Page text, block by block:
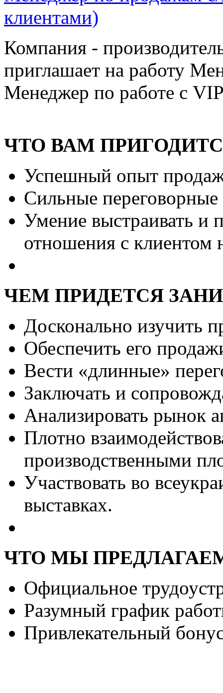
клиентами)
Компания -
приглашает на работу
Менеджер по работе с
ЧТО ВАМ
Успешный опыт продаж
Сильные
Умение выстраивать и
отношения с
ЧЕМ ПРИДЕТСЯ
Досконально изучить
Обеспечить его
Вести «длинные»
Заключать и
Анализировать рынок
Плотно
производственными
Участвовать во
выставках.
ЧТО МЫ
Официальное
Разумный график
Привлекательный